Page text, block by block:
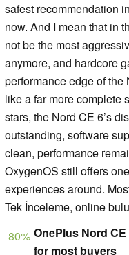
safest recommendation
now. And I mean that in
not be the most
anymore, and hardcore
performance edge of
like a far more complete
stars, the Nord CE 6’s
outstanding, software
clean, performance
OxygenOS still offers
experiences around.
Tek İnceleme, online
80% OnePlus Nord
for most buyers